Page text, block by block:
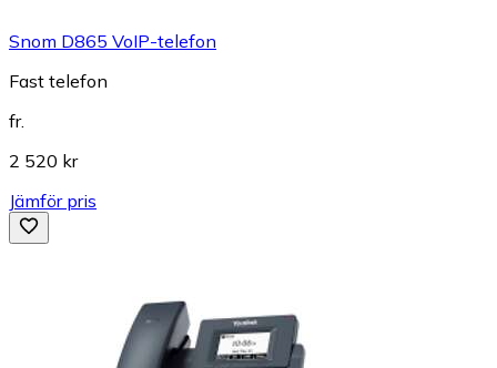
Snom D865 VoIP-telefon
Fast telefon
fr.
2 520 kr
Jämför pris